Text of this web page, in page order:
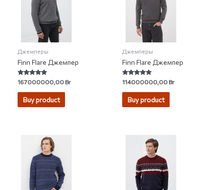
Джемперы
Finn Flare Джемпер
Rated
5.00
out of 5
167000000,00Br
Buy product
Джемперы
Finn Flare Джемпер
Rated
5.00
out of 5
114000000,00Br
Buy product